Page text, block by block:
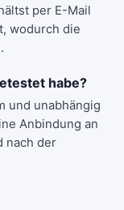
per E-Mail
wodurch die
habe?
und unabhängig
Anbindung an
nach der